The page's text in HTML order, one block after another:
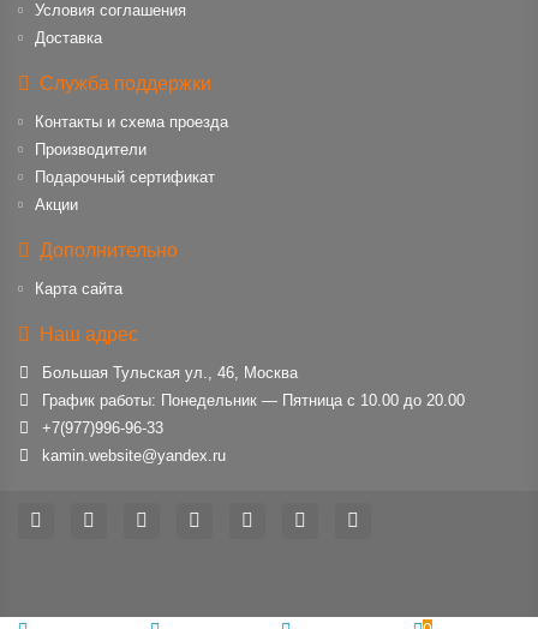
Условия соглашения
Доставка
Служба поддержки
Контакты и схема проезда
Производители
Подарочный сертификат
Акции
Дополнительно
Карта сайта
Наш адрес
Большая Тульская ул., 46, Москва
График работы: Понедельник — Пятница с 10.00 до 20.00
+7(977)996-96-33
kamin.website@yandex.ru